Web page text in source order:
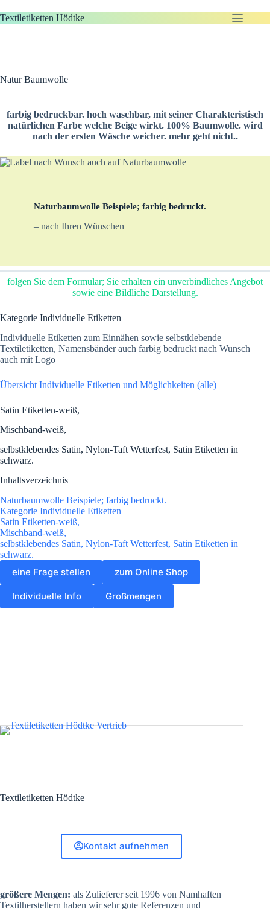
Inhalt
springen
Textiletiketten Hödtke
Natur Baumwolle
farbig bedruckbar. hoch waschbar, mit seiner Charakteristisch
natürlichen Farbe welche Beige wirkt. 100% Baumwolle. wird
nach der ersten Wäsche weicher. mehr geht nicht..
Naturbaumwolle Beispiele; farbig bedruckt.
– nach Ihren Wünschen
folgen Sie dem Formular; Sie erhalten ein unverbindliches Angebot
sowie eine Bildliche Darstellung.
Kategorie Individuelle Etiketten
Individuelle Etiketten zum Einnähen sowie selbstklebende
Textiletiketten, Namensbänder auch farbig bedruckt nach Wunsch
auch mit Logo
Übersicht Individuelle Etiketten und Möglichkeiten (alle)
Satin Etiketten-weiß,
Mischband-weiß,
selbstklebendes Satin, Nylon-Taft Wetterfest, Satin Etiketten in
schwarz.
Inhaltsverzeichnis
Naturbaumwolle Beispiele; farbig bedruckt.
Kategorie Individuelle Etiketten
Satin Etiketten-weiß,
Mischband-weiß,
selbstklebendes Satin, Nylon-Taft Wetterfest, Satin Etiketten in
schwarz.
eine Frage stellen zum Online Shop
Individuelle Info Großmengen
Textiletiketten Hödtke
Kontakt aufnehmen
größere Mengen: als Zulieferer seit 1996 von Namhaften
Textilherstellern haben wir sehr gute Referenzen und